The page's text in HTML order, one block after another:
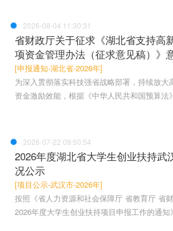
2026-08-04 11:30:31
省财政厅关于征求《湖北省支持高
项资金管理办法（征求意见稿）》
[申报通知-湖北省-2026年]
为深入贯彻落实科技强省战略部署，持续放大
资金激励效能，根据《中华人民共和国预算法
2026-07-22 09:50:54
2026年度湖北省大学生创业扶持武
况公示
[项目公示-武汉市-2026年]
按照《省人力资源和社会保障厅 省教育厅 省
2026年度大学生创业扶持项目申报工作的通